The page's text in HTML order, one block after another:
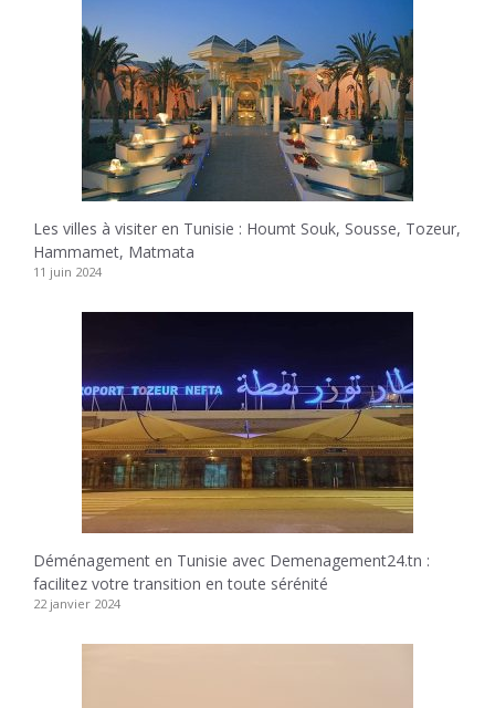
Les villes à visiter en Tunisie : Houmt Souk, Sousse, Tozeur,
Hammamet, Matmata
11 juin 2024
Déménagement en Tunisie avec Demenagement24.tn :
facilitez votre transition en toute sérénité
22 janvier 2024